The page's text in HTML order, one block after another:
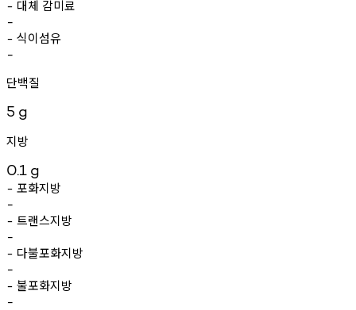
- 대체 감미료
-
- 식이섬유
-
단백질
5 g
지방
0.1 g
- 포화지방
-
- 트랜스지방
-
- 다불포화지방
-
- 불포화지방
-